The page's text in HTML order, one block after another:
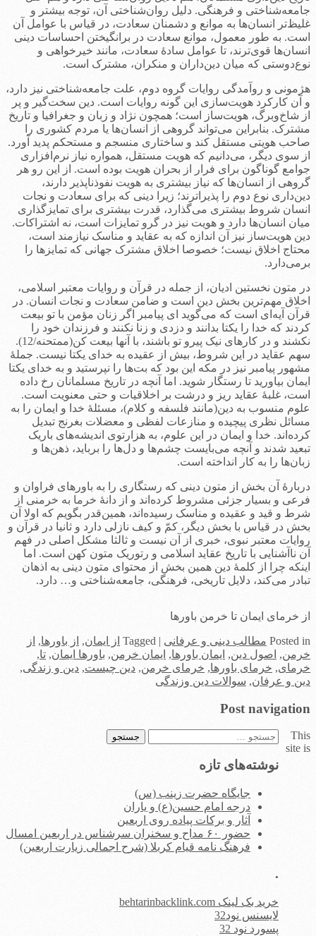
جامعه‌شناختی و فرهنگی. دلیل روان‌شناختی آن، توجه بیشتر و
غلیظ‌تر انسان‌ها به موانع و دشمنان سعادت، در قیاس با عوامل آن
است. به طور معمول، موانع سعادت در برانگیختن احساسات دینی
انسان‌ها قوی‌ترند، تا عوامل سادۀ سعادت، مانند خیرخواهی و
نوع‌دوستی که میان دین‌داران و منکران، مشترک است.
هژمونی و روآمدگی روایات گروه دوم، علت جامعه‌شناختی نیز دارد،
و آن کارکرد هویت‌سازی این گونه روایات است. دین سخت‌گیر و پر
از شاخ‌وبرگ، هویت‌ساز است؛ همچون نژاد و زبان و جغرافیا و تاریخ
مشترک. بنابراین می‌تواند گروهی از انسان‌ها یا مردم کشوری را
صاحب هویتی مستقل کند و ساختاری منسجم و مستحکم پدید آورد.
از سوی دیگر، می‌دانیم که هویت مستقل، همواره نیاز نرم‌افزاری
جوامع گوناگون برای فرار از بحران هویت بوده است. از این رو هر
گروهی از انسان‌ها که نیاز بیشتری به هویت نفوذناپذیر دارند،
دین‌داری نوع دوم را پذیراترند؛ زیرا دینی که برای سعادت و نجات
انسان شروط بیشتری می‌گذارد، قدرت بیشتری برای تمایزگذاری
میان انسان‌ها دارد و هویت نیز در گرو تمایزات است، نه اشتراکات.
دین هویت‌ساز نیز آن اندازه که به عقاید و مناسک نیازمند است،
محتاج اخلاق نیست؛ خصوصا اخلاق مشترک جهانی که تمایزها را
برمی‌دارد.
در متون نخستین ادیان، از جمله در قرآن و روایات معتبر اسلامی،
اخلاق مهم‌ترین بخش دین است و ضامن سعادت و نجات انسان. در
قرآن آیه‌ای است که می‌گوید ای پیامبر اگر زنان مؤمن با تو بیعت
کردند که خدا را یکتا بدانند و دزدی و زنا نکنند و فرزندان خود را
نکشند و در کارهای نیک پیرو تو باشند، با آنها بیعت کن(ممتحنه/12).
سهم عقاید در این شروط، بیش از عقیده به خدای یکتا نیست. جملۀ
مشهور پیامبر نیز در مکه این بود که بت‌ها را نپرستید و به خدای یکتا
ایمان بیاورید تا رستگار شوید. اما آنچه در تاریخ مسلمانان رخ داده
است، غلبۀ عقاید ریز و درشت بر اخلاقیات و حتی معنویت است.
علوم منسوب به دین(مانند فلسفه و کلام)، مسئلۀ خدا و ایمان را به
مسائل نظری پیچیده و منازعات لفظی و معضلات بغرنج تبدیل
کرده‌اند. خدا و ایمان در این علوم، به هزارتوی اندیشه‌های باریک
تبعید شدند و آنچه می‌بایست چشم‌ها و دل‌ها را برباید، ذهن‌ها و
زبان‌ها را به کار انداخته است.
دربارۀ آن بخش از متون دینی که رستگاری را به باورهای فراوان و
فرعی و بسیار جزئی مشروط کرده‌اند و از دانۀ خرما به خرمنی از
شرط و قید و عقیده و مناسک رسیده‌اند، همین‌قدر بگویم که اولا آن
بخش در قیاس با بخش دیگر، کمّ و کیف نازلی دارد و ثانیا در قرآن و
روایات معتبر نبوی، خبری از آن نیست و ثالثا مشکل اصلی در فهم
آن ناآشنایی با تاریخ عقاید اسلامی و رتوریک متون کهن است. اما
اینکه چرا از کلمۀ دین همین بخش از محتوای متون دینی به اذهان
تبادر می‌کند، دلایل تاریخی، فرهنگی، جامعه‌شناختی و… دارد.
از خرمای ایمان تا خرمن باورها
Posted in مطالب دینی و عرفانی |
Tagged از ایمان, از باورها, از
خرمن, اصول دین, ایمان باورها, ایمان خرمن, باورها ایمان, تا,
خرمای, خرمای باورها, خرمای خرمن, دین چیست, دین و زندگی,
دین و عرفان, سوالات دین وزندگی
Post navigation
جستجو
نوشته‌های تازه
جایگاه حضرت زینب (س)
درجه امام حسین(ع) و یاران
آثار و برکات پیاده روی اربعین
حضور ۶۰ مداح و سخنران سرشناس در اربعین امسال
فرهنگ نامه قیام کربلا (شرح اجمالی زیارت اربعین)
.
خرید بک لینک behtarinbacklink.com
لایسنس نود32
پسورد نود 32
This
site is